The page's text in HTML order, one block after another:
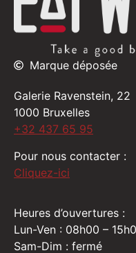
Marque déposée
Galerie Ravenstein, 22
1000 Bruxelles
+32 437 65 95
Pour nous contacter :
Cliquez-ici
Heures d’ouvertures :
Lun-Ven : 08h00 –
Sam-Dim : fermé